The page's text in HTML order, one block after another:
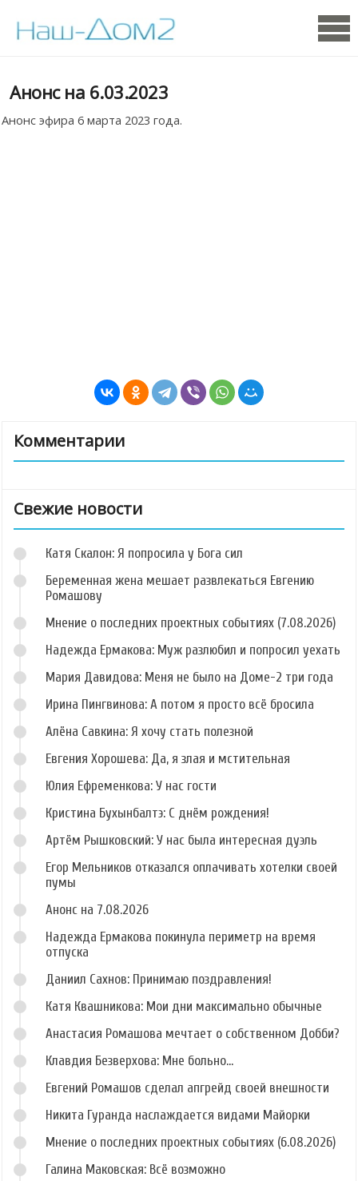
Анонс на 6.03.2023
Анонс эфира 6 марта 2023 года.
Комментарии
Свежие новости
Катя Скалон: Я попросила у Бога сил
Беременная жена мешает развлекаться Евгению
Ромашову
Мнение о последних проектных событиях (7.08.2026)
Надежда Ермакова: Муж разлюбил и попросил уехать
Мария Давидова: Меня не было на Доме-2 три года
Ирина Пингвинова: А потом я просто всё бросила
Алёна Савкина: Я хочу стать полезной
Евгения Хорошева: Да, я злая и мстительная
Юлия Ефременкова: У нас гости
Кристина Бухынбалтэ: С днём рождения!
Артём Рышковский: У нас была интересная дуэль
Егор Мельников отказался оплачивать хотелки своей
пумы
Анонс на 7.08.2026
Надежда Ермакова покинула периметр на время
отпуска
Даниил Сахнов: Принимаю поздравления!
Катя Квашникова: Мои дни максимально обычные
Анастасия Ромашова мечтает о собственном Добби?
Клавдия Безверхова: Мне больно...
Евгений Ромашов сделал апгрейд своей внешности
Никита Гуранда наслаждается видами Майорки
Мнение о последних проектных событиях (6.08.2026)
Галина Маковская: Всё возможно